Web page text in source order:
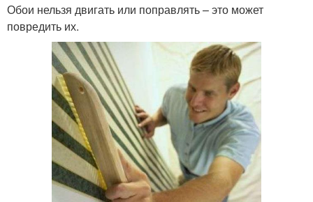
Обои нельзя двигать или поправлять – это может
повредить их.